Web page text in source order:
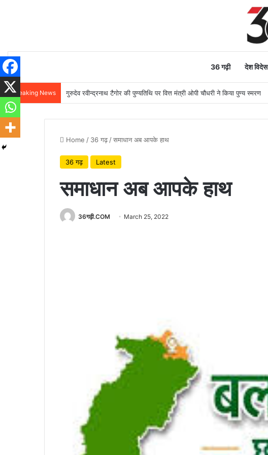
36 गढ़ी देश विदेस
Breaking News गुरुदेव रवीन्द्रनाथ टैगोर की पुण्यतिथि पर वित्त मंत्री ओपी चौधरी ने किया पुण्य स्मरण
Home / 36 गढ़ /समाधान अब आपके हाथ
36 गढ़ Latest
समाधान अब आपके हाथ
36गढ़ी.COM March 25, 2022